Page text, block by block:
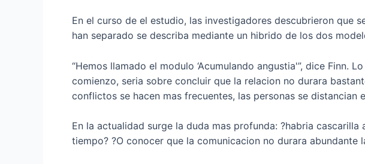
En el curso de el estudio, las investigadores descubrieron que
han separado se describa mediante un hibrido de los dos
“Hemos llamado el modulo ‘Acumulando angustia'”, dice
comienzo, seri­a sobre concluir que la relacion no durara
conflictos se hacen mas frecuentes, las personas se
En la actualidad surge la duda mas profunda: ?habria
tiempo? ?O conocer que la comunicacion no durara abundante